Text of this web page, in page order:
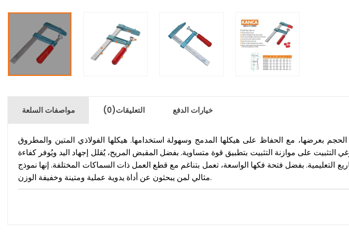
مواصفات السلعة التعليقات(0) خيارات الدفع
(200×80 مم)، تتيح تثبيت القطع متوسطة الحجم بعرضها، مع الحفاظ على هيكلها المدمج وسهولة استخدامها. هيكلها الفولاذي المتين والمطروق
التثبيت على موازنة التثبيت بتطبيق قوة متساوية. بفضل المقبض المريح، يُقلل إجهاد اليد ويُوفر كفاءة
التعليمية. بفضل فتحة فكها الواسعة، تعمل بتناغم مع قطع العمل ذات السماكات المختلفة. إنها نموذج
مثالي لمن يبحثون عن أداة يدوية عملية ومتينة وخفيفة الوزن.